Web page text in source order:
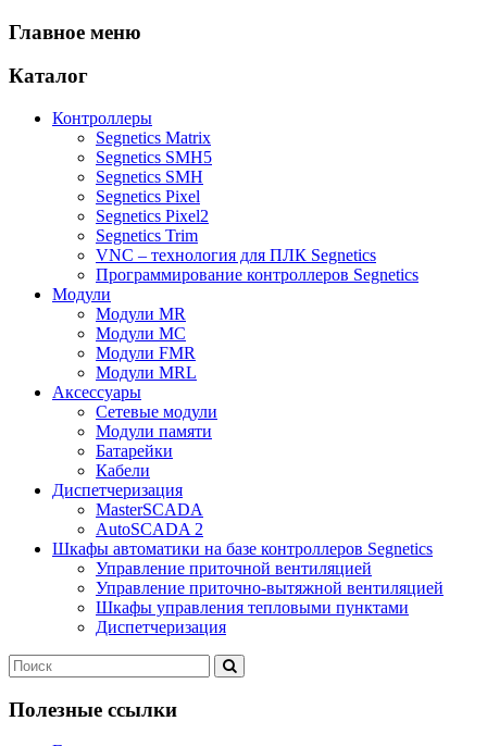
Главное меню
Каталог
Контроллеры
Segnetics Matrix
Segnetics SMH5
Segnetics SMH
Segnetics Pixel
Segnetics Pixel2
Segnetics Trim
VNC – технология для ПЛК Segnetics
Программирование контроллеров Segnetics
Модули
Модули MR
Модули MC
Модули FMR
Модули MRL
Аксеcсуары
Сетевые модули
Модули памяти
Батарейки
Кабели
Диспетчеризация
MasterSCADA
AutoSCADA 2
Шкафы автоматики на базе контроллеров Segnetics
Управление приточной вентиляцией
Управление приточно-вытяжной вентиляцией
Шкафы управления тепловыми пунктами
Диспетчеризация
Полезные ссылки